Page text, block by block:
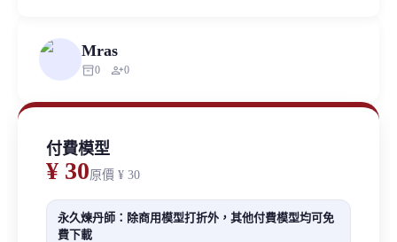
Mras
inventory_20 person_add0
付費模型
¥ 30原價 ¥ 30
永久煉丹師：除商用模型打折外，其他付費模型均可免
費下載